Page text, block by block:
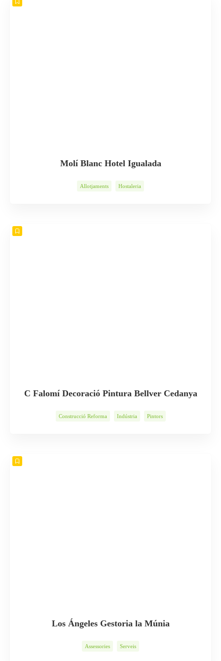
Molí Blanc Hotel Igualada
Allotjaments Hostaleria
C Falomí Decoració Pintura Bellver Cedanya
Construcció Reforma Indústria Pintors
Los Ángeles Gestoria la Múnia
Assessories Serveis